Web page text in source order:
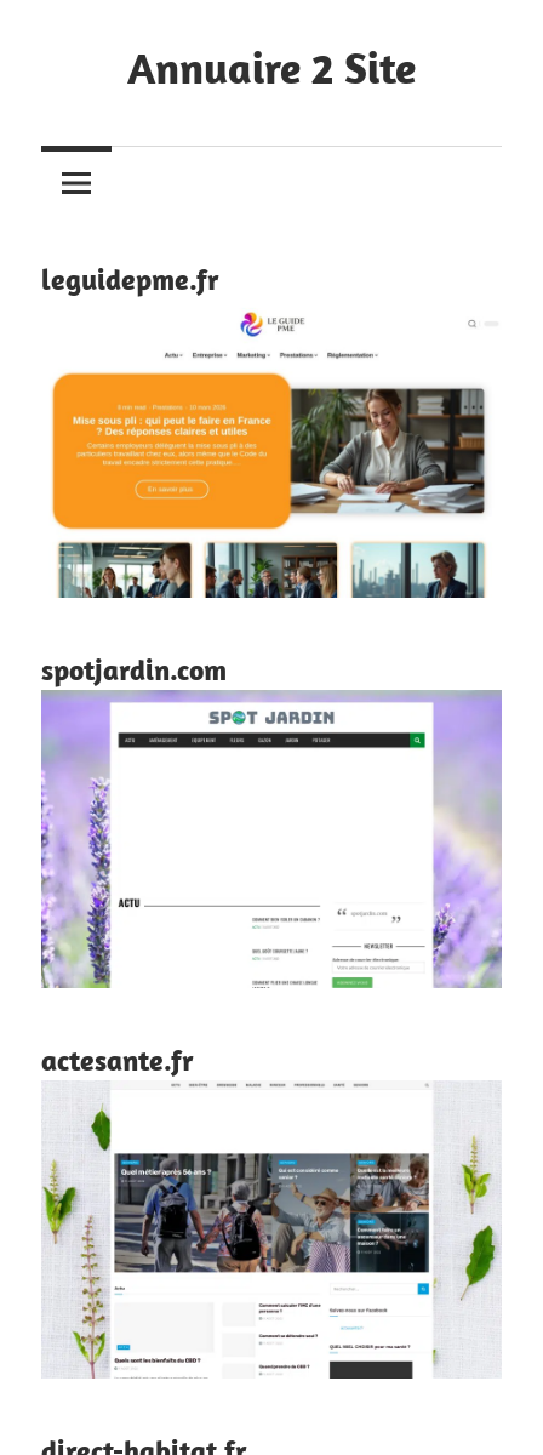
Annuaire 2 Site
les
meilleurs
moment
leguidepme.fr
spotjardin.com
actesante.fr